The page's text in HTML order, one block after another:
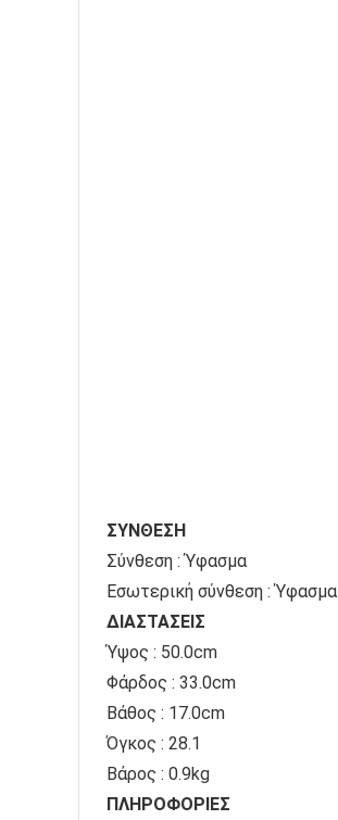
ΣΥΝΘΕΣΗ
Σύνθεση : Ύφασμα
Εσωτερική σύνθεση : Ύφασμα
ΔΙΑΣΤΑΣΕΙΣ
Ύψος : 50.0cm
Φάρδος : 33.0cm
Βάθος : 17.0cm
Όγκος : 28.1
Βάρος : 0.9kg
ΠΛΗΡΟΦΟΡΙΕΣ